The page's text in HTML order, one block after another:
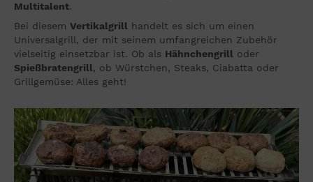
Multitalent.
Bei diesem Vertikalgrill handelt es sich um einen
Universalgrill, der mit seinem umfangreichen Zubehör
vielseitig einsetzbar ist. Ob als Hähnchengrill oder
Spießbratengrill, ob Würstchen, Steaks, Ciabatta oder
Grillgemüse: Alles geht!